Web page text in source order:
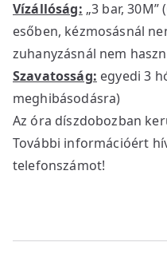
c
e
w
a
s
:
7
5
e
i
s
:
6
9
0
0
t
Vízállóság: „3 bar,
esőben, kézmosásnál
zuhanyzásnál nem
Szavatosság: egyedi 3
meghibásodásra)
Az óra díszdobozban
További információért
telefonszámot!